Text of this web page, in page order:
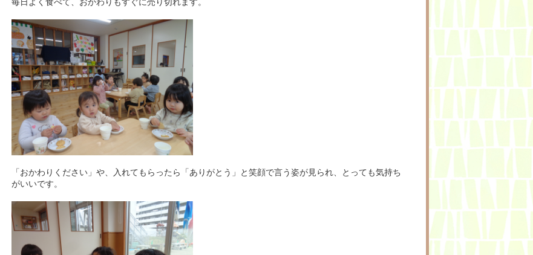
「おかわりください」や、入れてもらったら「ありがとう」と笑顔で言う姿が見られ、とっても気持ち
がいいです。